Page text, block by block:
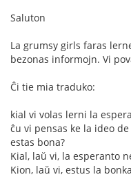
Saluton
La grumsy girls faras
bezonas informojn. Vi
Ĉi tie mia traduko:
kial vi volas lerni la
ĉu vi pensas ke la ideo
estas bona?
Kial, laŭ vi, la esperanto
Kion, laŭ vi, estus la